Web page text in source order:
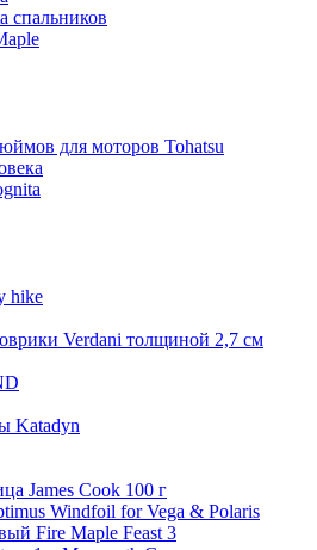
спальников
для моторов Tohatsu
hike
Verdani толщиной 2,7 см
Katadyn
James Cook 100 г
Windfoil for Vega & Polaris
Fire Maple Feast 3